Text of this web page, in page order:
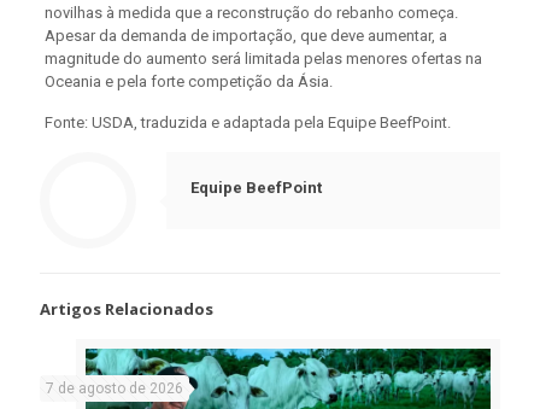
novilhas à medida que a reconstrução do rebanho começa.
Apesar da demanda de importação, que deve aumentar, a
magnitude do aumento será limitada pelas menores ofertas na
Oceania e pela forte competição da Ásia.
Fonte: USDA, traduzida e adaptada pela Equipe BeefPoint.
Equipe BeefPoint
Artigos Relacionados
7 de agosto de 2026